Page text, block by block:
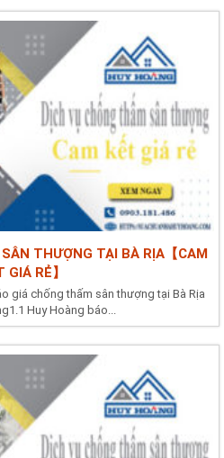
THƯỢNG TẠI BÀ RỊA【CAM
GIÁ RẺ】
giá chống thấm sân thượng tại Bà Rịa
Huy Hoàng báo...